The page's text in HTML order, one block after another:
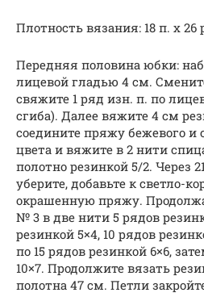
Плотность вязания: 18 п. х 26
Передняя половина юбки:
лицевой гладью 4 см.
свяжите 1 ряд изн. п. по
сгиба). Далее вяжите 4 см
соедините пряжу бежевого и
цвета и вяжите в 2 нити
полотно резинкой 5/2. Через
уберите, добавьте к светло-
окрашенную пряжу.
№ 3 в две нити 5 рядов
резинкой 5×4, 10 рядов
по 15 рядов резинкой 6×6,
10×7. Продолжите вязать
полотна 47 см. Петли